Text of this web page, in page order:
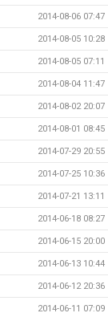
2014-08-06 07:47
2014-08-05 10:28
2014-08-05 07:11
2014-08-04 11:47
2014-08-02 20:07
2014-08-01 08:45
2014-07-29 20:55
2014-07-25 10:36
2014-07-21 13:11
2014-06-18 08:27
2014-06-15 20:00
2014-06-13 10:44
2014-06-12 20:36
2014-06-11 07:09